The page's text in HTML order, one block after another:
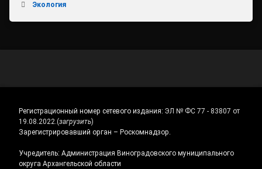
Экология
Регистрационный номер сетевого издания: ЭЛ № ФС 77 - 83807 от
19.08.2022.(загрузить)
Зарегистрировавший орган – Роскомнадзор.
Учредитель: Администрация Виноградовского муниципального
округа Архангельской области